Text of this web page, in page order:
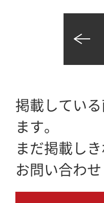
掲載してい
ます。
まだ掲載し
お問い合わせ